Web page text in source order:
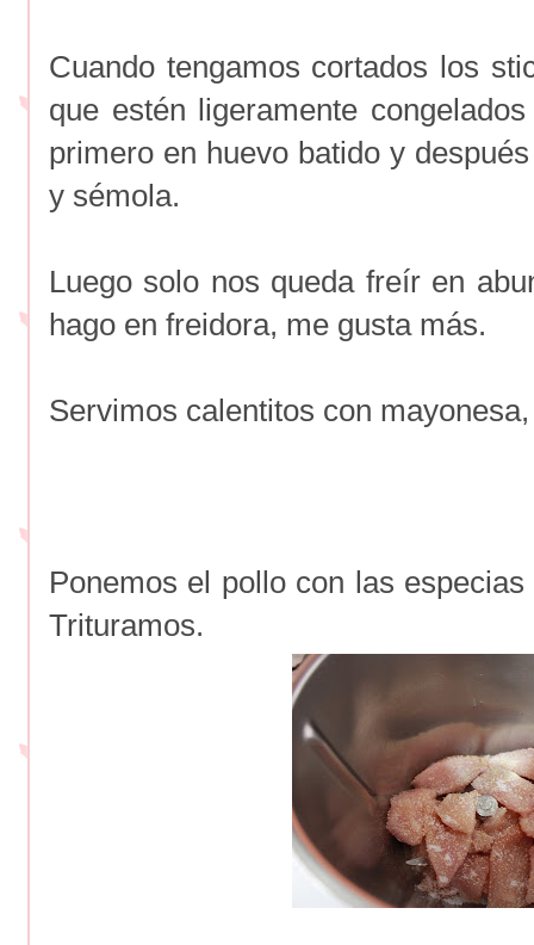
Cuando tengamos cortados los
que estén ligeramente
primero en huevo batido y
y sémola.
Luego solo nos queda freír en
hago en freidora, me gusta más.
Servimos calentitos con
Ponemos el pollo con las
Trituramos.